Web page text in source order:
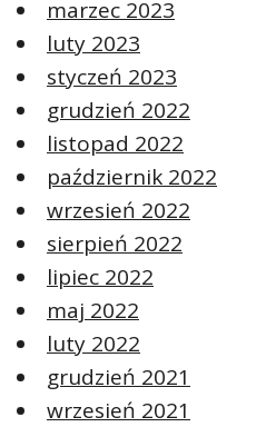
marzec 2023
luty 2023
styczeń 2023
grudzień 2022
listopad 2022
październik 2022
wrzesień 2022
sierpień 2022
lipiec 2022
maj 2022
luty 2022
grudzień 2021
wrzesień 2021